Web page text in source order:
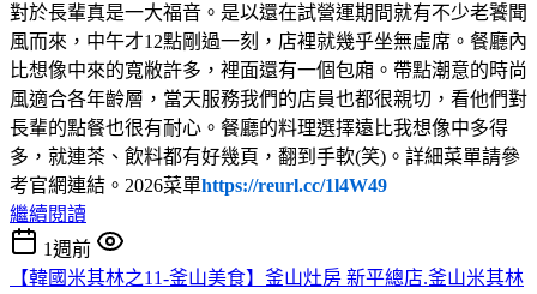
對於長輩真是一大福音。是以還在試營運期間就有不少老饕聞
風而來，中午才12點剛過一刻，店裡就幾乎坐無虛席。餐廳內
比想像中來的寬敝許多，裡面還有一個包廂。帶點潮意的時尚
風適合各年齡層，當天服務我們的店員也都很親切，看他們對
長輩的點餐也很有耐心。餐廳的料理選擇遠比我想像中多得
多，就連茶、飲料都有好幾頁，翻到手軟(笑)。詳細菜單請參
考官網連結。2026菜單https://reurl.cc/1l4W49
繼續閱讀
1週前
【韓國米其林之11-釜山美食】釜山灶房 新平總店.釜山米其林